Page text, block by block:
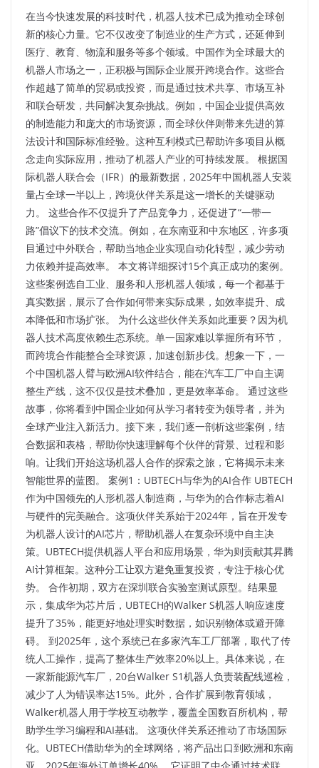
在当今快速发展的科技时代，机器人技术已成为推动全球创
新的核心力量。它不仅改变了制造业的生产方式，还延伸到
医疗、教育、物流和服务等多个领域。中国作为全球最大的
机器人市场之一，正积极与国际企业展开跨境合作。这些合
作超越了简单的贸易或投资，而是通过技术共享、市场互补
和联合研发，共同解决复杂挑战。例如，中国企业提供高效
的制造能力和庞大的市场资源，而全球伙伴则带来先进的算
法设计和国际标准经验。这种互利模式已帮助许多项目从概
念走向实际应用，推动了机器人产业的可持续发展。 根据国
际机器人联合会（IFR）的最新数据，2025年中国机器人安装
量占全球一半以上，跨境伙伴关系是这一增长的关键驱动
力。 这些合作不仅提升了产品竞争力，还促进了“一带一
路”倡议下的技术交流。例如，在东南亚和中东地区，许多项
目通过中外联合，帮助当地企业实现自动化转型，减少劳动
力依赖并提高效率。 本文将详细探讨15个真正成功的案例。
这些案例选自工业、服务和人形机器人领域，每一个都基于
真实数据，展示了合作如何带来实际成果，如效率提升、成
本降低和市场扩张。​ 为什么这些伙伴关系如此重要？因为机
器人技术高度依赖生态系统。单一国家难以掌握所有环节，
而跨境合作能整合全球资源，加速创新步伐。想象一下，一
个中国机器人臂与欧洲AI软件结合，能在汽车工厂中自主调
整生产线，这不仅仅是技术叠加，更是效率革命。 通过这些
故事，你将看到中国企业如何从学习者转变为领导者，并为
全球产业注入新活力。接下来，我们逐一剖析这些案例，结
合数据和表格，帮助你快速理解每个伙伴的背景、过程和影
响。让我们开始这场机器人合作的探索之旅，它将揭示未来
智能世界的蓝图。​ 案例1：UBTECH与华为的AI合作 UBTECH
作为中国领先的人形机器人制造商，与华为的合作标志着AI
与硬件的完美融合。这项伙伴关系始于2024年，旨在开发专
为机器人设计的AI芯片，帮助机器人在复杂环境中自主决
策。UBTECH提供机器人平台和应用场景，华为则贡献其昇腾
AI计算框架。这种分工让双方避免重复投资，专注于核心优
势。 合作初期，双方在深圳联合实验室测试原型。结果显
示，集成华为芯片后，UBTECH的Walker S机器人响应速度
提升了35%，能更好地处理实时数据，如识别物体或避开障
碍。 到2025年，这个系统已在多家汽车工厂部署，取代了传
统人工操作，提高了整体生产效率20%以上。具体来说，在
一家新能源汽车厂，20台Walker S1机器人负责装配线巡检，
减少了人为错误率达15%。此外，合作扩展到教育领域，
Walker机器人用于学校互动教学，覆盖全国数百所机构，帮
助学生学习编程和AI基础。​ 这项伙伴关系还推动了市场国际
化。UBTECH借助华为的全球网络，将产品出口到欧洲和东南